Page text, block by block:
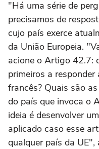
"Há uma série de
precisamos de
cujo país exerce
da União Europeia.
acione o Artigo 42.7:
primeiros a
francês? Quais são
do país que invoca o
ideia é desenvolver
aplicado caso esse
qualquer país da UE",